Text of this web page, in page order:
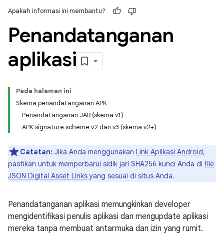
Apakah informasi ini membantu?
Penandatanganan
aplikasi
Pada halaman ini
Skema penandatanganan APK
Penandatanganan JAR (skema v1)
APK signature scheme v2 dan v3 (skema v2+)
Catatan: Jika Anda menggunakan Link Aplikasi Android,
pastikan untuk memperbarui sidik jari SHA256 kunci Anda di file
JSON Digital Asset Linksyang sesuai di situs Anda.
Penandatanganan aplikasi memungkinkan developer
mengidentifikasi penulis aplikasi dan mengupdate aplikasi
mereka tanpa membuat antarmuka dan izin yang rumit.